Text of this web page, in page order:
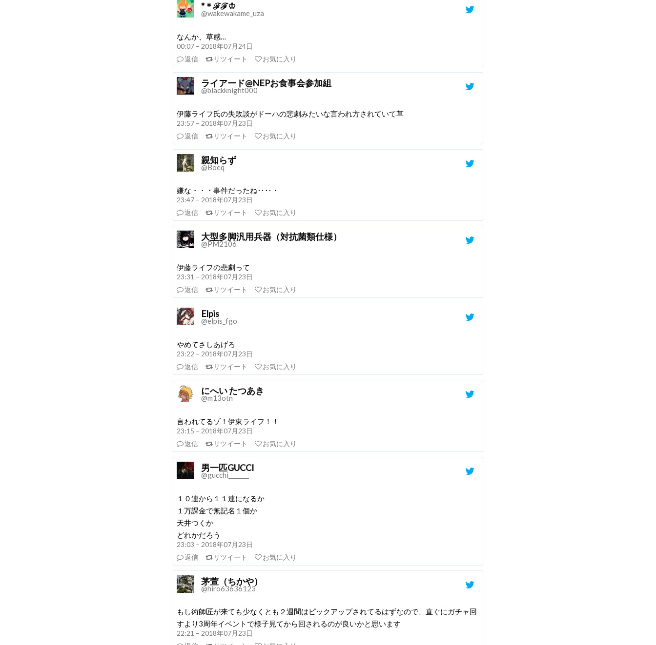
*＊ℱℱ♔
@wakewakame_uza
なんか、草感…
00:07 – 2018年07月24日
返信
リツイート お気に入り
ライアード@NEPお食事会参加組
@blackknight000
伊藤ライフ氏の失敗談がドーハの悲劇みたいな言われ方されていて草
23:57 – 2018年07月23日
返信
リツイート お気に入り
親知らず
@Boeq
嫌な・・・事件だったね‥‥・
23:47 – 2018年07月23日
返信
リツイート お気に入り
大型多脚汎用兵器（対抗菌類仕様）
@PM2106
伊藤ライフの悲劇って
23:31 – 2018年07月23日
返信
リツイート お気に入り
Elpis
@elpis_fgo
やめてさしあげろ
23:22 – 2018年07月23日
返信
リツイート お気に入り
にへい たつあき
@m13otn
言われてるゾ！伊東ライフ！！
23:15 – 2018年07月23日
返信
リツイート お気に入り
男一匹GUCCI
@gucchi_______
１０連から１１連になるか
１万課金で無記名１個か
天井つくか
どれかだろう
23:03 – 2018年07月23日
返信
リツイート お気に入り
茅萱（ちかや）
@hiro63636123
もし術師匠が来ても少なくとも２週間はピックアップされてるはずなので、直ぐにガチャ回
すより3周年イベントで様子見てから回されるのが良いかと思います
22:21 – 2018年07月23日